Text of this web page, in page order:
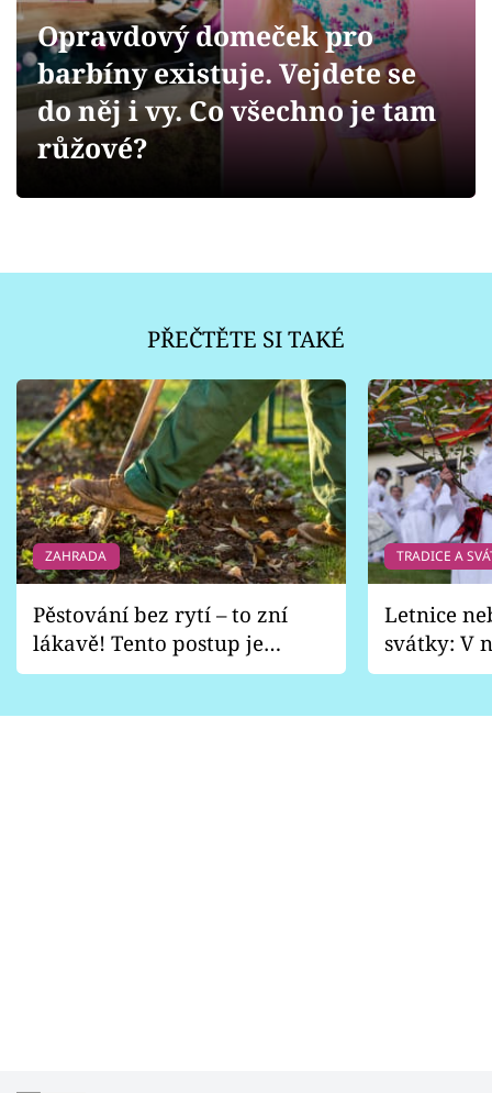
Přihlášení
Sledujte nás
Opravdový domeček pro
barbíny existuje. Vejdete se
do něj i vy. Co všechno je tam
růžové?
PŘEČTĚTE SI TAKÉ
ZAHRADA
Pěstování bez rytí – to zní
lákavě! Tento postup je
vhodný jen pro některé
TRADICE A
Letnice
svátky: V
pondělí